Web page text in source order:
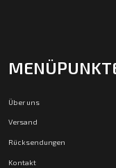
Über uns
Versand
Rücksendungen
Kontakt